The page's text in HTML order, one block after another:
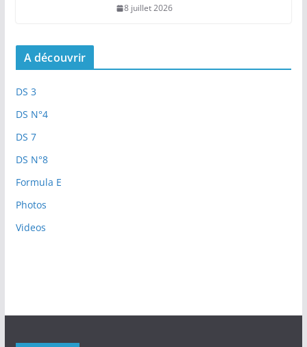
8 juillet 2026
A découvrir
DS 3
DS N°4
DS 7
DS N°8
Formula E
Photos
Videos